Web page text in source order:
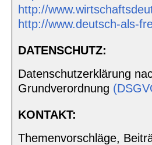
http://
http://www.deutsch-als-
DATENSCHUTZ:
Datenschutzerklärung
Grundverordnung
KONTAKT:
Themenvorschläge,